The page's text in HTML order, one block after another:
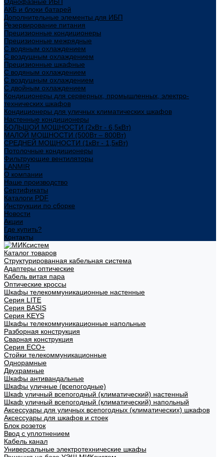
АКБ и блоки батарей
Дополнительные элементы для ИБП
Резервирование питания
Прецизионные кондиционеры
Прецизионные межрядные
С водяным охлаждением
С воздушным охлаждением
Прецизионные шкафные
С водяным охлаждением
С воздушным охлаждением
С двойным охлаждением
Кондиционеры для серверных, промышленных, электро-
технических шкафов
Кондиционеры для уличных климатических шкафов
Настенные кондиционеры
БОЛЬШОЙ МОЩНОСТИ (2кВт - 6,5кВт)
МАЛОЙ МОЩНОСТИ (500Вт – 800Вт)
СРЕДНЕЙ МОЩНОСТИ (1кВт - 1,5кВт)
Потолочные кондиционеры
Фильтрующие вентиляторы
LANMIR
О компании
Наше производство
Сертификаты
Каталоги PDF
Инструкции по сборке
Новости
Акции
Где купить?
Контакты
Каталог товаров
Структурированная кабельная система
Адаптеры оптические
Кабель витая пара
Оптические кроссы
Шкафы телекоммуникационные настенные
Cерия LITE
Cерия BASIS
Cерия KEYS
Шкафы телекоммуникационные напольные
Разборная конструкция
Сварная конструкция
Серия ECO+
Стойки телекоммуникационные
Однорамные
Двухрамные
Шкафы антивандальные
Шкафы уличные (всепогодные)
Шкаф уличный всепогодный (климатический) настенный
Шкаф уличный всепогодный (климатический) напольный
Аксессуары для уличных всепогодных (климатических) шкафов
Аксессуары для шкафов и стоек
Блок розеток
Ввод с уплотнением
Кабель канал
Универсальные электротехнические шкафы